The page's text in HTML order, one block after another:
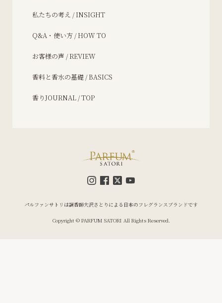
私たちの考え / INSIGHT
Q&A・使い方 / HOW TO
お客様の声 / REVIEW
香料と香水の基礎 / BASICS
香りJOURNAL / TOP
パルファンサトリは調香師大沢さとりによる日本のフレグランスブランドです
Copyright © PARFUM SATORI All Rights Reserved.